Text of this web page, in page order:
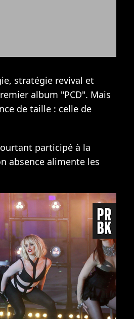
stratégie revival et
album "PCD". Mais
de taille : celle de
participé à la
absence alimente les